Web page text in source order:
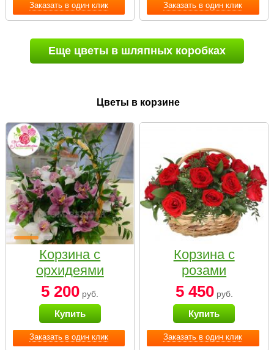
Заказать в один клик Заказать в один клик
Еще цветы в шляпных коробках
Цветы в корзине
Заказать в один клик
Корзина с
орхидеями
малая
5 200 руб.
Купить
Заказать в один клик
Корзина с
розами
«Красный
Париж»
5 450руб.
Купить